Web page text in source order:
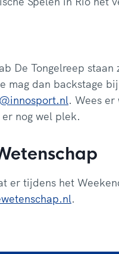
De Tongelreep
mag dan backstage
. Wees
nog wel plek.
er tijdens het
.